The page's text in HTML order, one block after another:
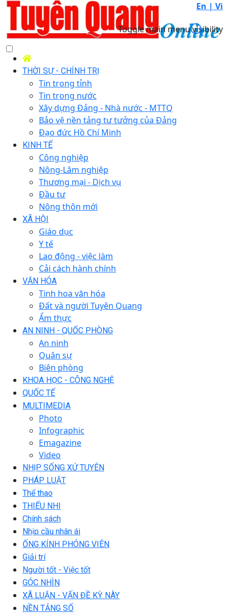
En | Vi
Toggle main menu visibility
THỜI SỰ - CHÍNH TRỊ
Tin trong tỉnh
Tin trong nước
Xây dựng Đảng - Nhà nước - MTTQ
Bảo vệ nền tảng tư tưởng của Đảng
Đạo đức Hồ Chí Minh
KINH TẾ
Công nghiệp
Nông-Lâm nghiệp
Thương mại - Dịch vụ
Đầu tư
Nông thôn mới
XÃ HỘI
Giáo dục
Y tế
Lao động - việc làm
Cải cách hành chính
VĂN HÓA
Tinh hoa văn hóa
Đất và người Tuyên Quang
Ẩm thực
AN NINH - QUỐC PHÒNG
An ninh
Quân sự
Biên phòng
KHOA HỌC - CÔNG NGHỆ
QUỐC TẾ
MULTIMEDIA
Photo
Infographic
Emagazine
Video
NHỊP SỐNG XỨ TUYÊN
PHÁP LUẬT
Thể thao
THIẾU NHI
Chính sách
Nhịp cầu nhân ái
ỐNG KÍNH PHÓNG VIÊN
Giải trí
Người tốt - Việc tốt
GÓC NHÌN
XÃ LUẬN - VẤN ĐỀ KỲ NÀY
NỀN TẢNG SỐ